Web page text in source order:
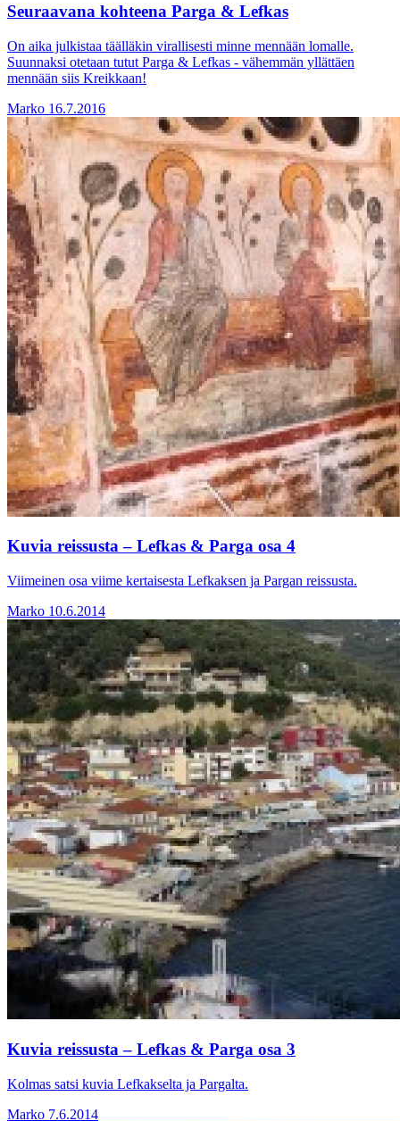
Seuraavana kohteena Parga & Lefkas
On aika julkistaa täälläkin virallisesti minne mennään lomalle.
Suunnaksi otetaan tutut Parga & Lefkas - vähemmän yllättäen
mennään siis Kreikkaan!
Marko 16.7.2016
Kuvia reissusta – Lefkas & Parga osa 4
Viimeinen osa viime kertaisesta Lefkaksen ja Pargan reissusta.
Marko 10.6.2014
Kuvia reissusta – Lefkas & Parga osa 3
Kolmas satsi kuvia Lefkakselta ja Pargalta.
Marko 7.6.2014